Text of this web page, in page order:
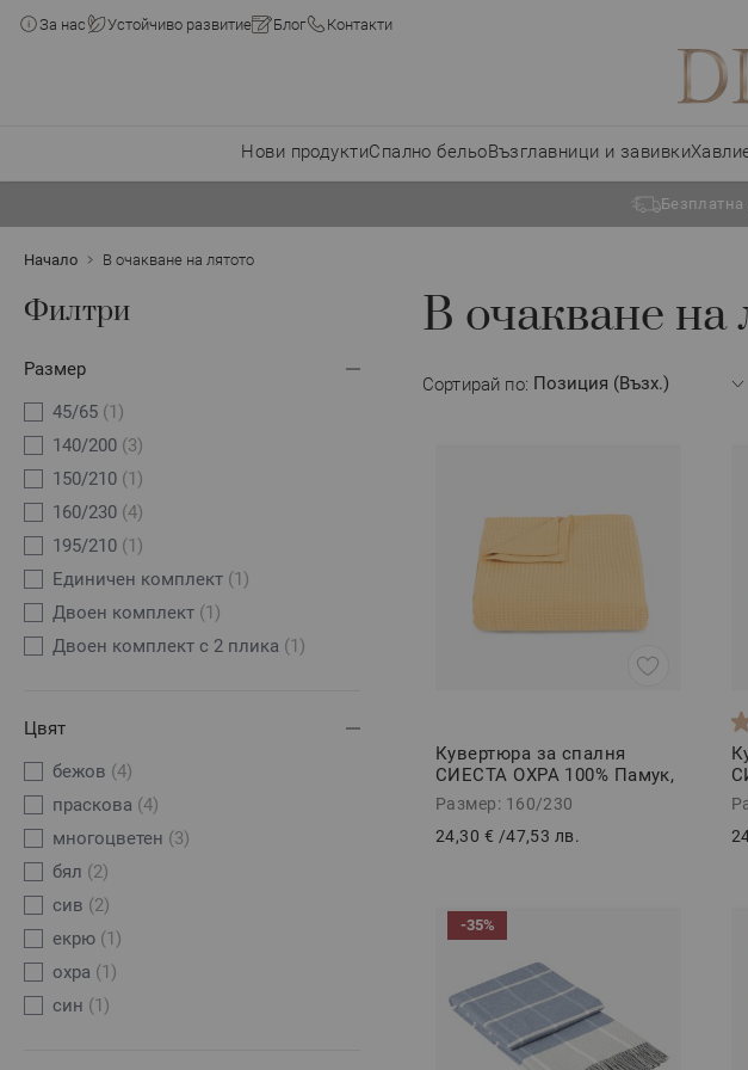
За нас Устойчиво развитие Блог Контакти
Нови продуктиСпално бельоВъзглавници и завивки
Безплатна
Начало В очакване на лятото
Филтри
Размер
45/65 (1)
140/200 (3)
150/210 (1)
160/230 (4)
195/210 (1)
Единичен комплект (1)
Двоен комплект (1)
Двоен комплект с 2 плика (1)
Цвят
бежов (4)
праскова (4)
многоцвeтен (3)
бял (2)
сив (2)
екрю (1)
охра (1)
син (1)
В очакване на
Сортирай по:
Кувертюра за спалня
СИЕСТА ОХРА 100% Памук,
160/230
Размер: 160/230
24,30 € /47,53 лв.
-35%